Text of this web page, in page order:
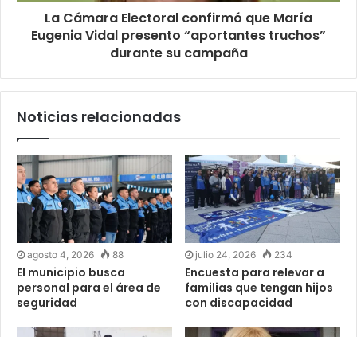
La Cámara Electoral confirmó que María
Eugenia Vidal presento “aportantes truchos”
durante su campaña
Noticias relacionadas
agosto 4, 2026 88
El municipio busca
personal para el área de
seguridad
julio 24, 2026 234
Encuesta para relevar a
familias que tengan hijos
con discapacidad